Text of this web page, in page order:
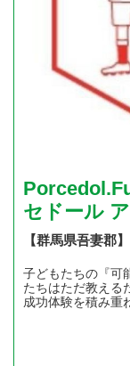
セドール
【群馬県吾妻郡
子どもたちの『可
たちはただ教える
成功体験を積み重